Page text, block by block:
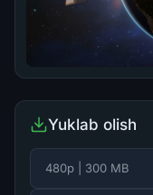
Yuklab olish
480p | 300 MB